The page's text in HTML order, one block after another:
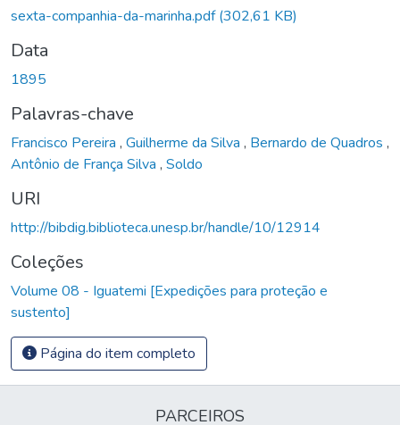
sexta-companhia-da-marinha.pdf(302,61 KB)
Data
1895
Palavras-chave
Francisco Pereira , Guilherme da Silva , Bernardo de Quadros ,
Antônio de França Silva , Soldo
URI
http://bibdig.biblioteca.unesp.br/handle/10/12914
Coleções
Volume 08 - Iguatemi [Expedições para proteção e
sustento]
Página do item completo
PARCEIROS